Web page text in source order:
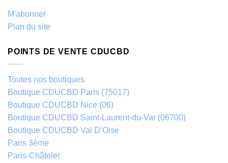
M'abonner
Plan du site
POINTS DE VENTE CDUCBD
Toutes nos boutiques
Boutique CDUCBD Paris (75017)
Boutique CDUCBD Nice (06)
Boutique CDUCBD Saint-Laurent-du-Var (06700)
Boutique CDUCBD Val D’Oise
Paris 3ème
Paris-Châtelet